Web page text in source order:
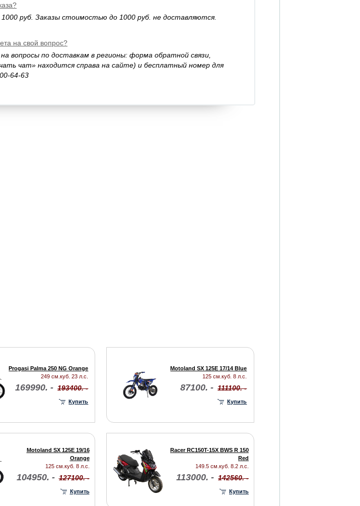
руб. Заказы стоимостью до 1000 руб. не доставляются.
на свой вопрос?
вопросы по доставкам в регионы: форма обратной связи,
чат» находится справа на сайте) и бесплатный номер для
64-63
Progasi Palma 250 NG Orange
249 см.куб. 23 л.с.
169990. - 193400. -
Купить
Motoland SX 125E 17/14 Blue
125 см.куб. 8 л.с.
87100. - 111100. -
Купить
Motoland SX 125E 19/16
Orange
125 см.куб. 8 л.с.
104950. - 127100. -
Купить
Racer RC150T-15X BWS R 150
Red
149.5 см.куб. 8.2 л.с.
113000. - 142560. -
Купить